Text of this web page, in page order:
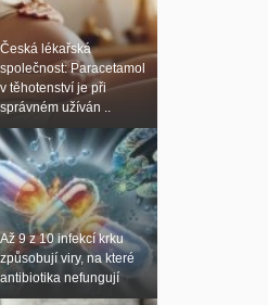
Česká lékařská
společnost: Paracetamol
v těhotenství je při
správném užíván ..
Až 9 z 10 infekcí krku
způsobují viry, na které
antibiotika nefungují